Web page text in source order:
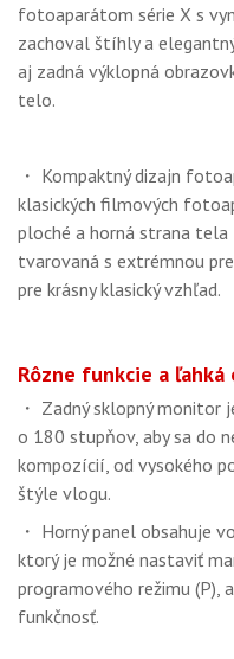
fotoaparátom série X s
zachoval štíhly a
aj zadná výklopná
telo.
・ Kompaktný dizajn
klasických filmových
ploché a horná strana
tvarovaná s extrémnou
pre krásny klasický vzhľad.
Rôzne funkcie a ľahká
・ Zadný sklopný monitor
o 180 stupňov, aby sa do
kompozícií, od vysokého
štýle vlogu.
・ Horný panel obsahuje
ktorý je možné nastaviť
programového režimu (P),
funkčnosť.